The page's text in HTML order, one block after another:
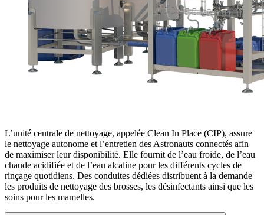
L’unité centrale de nettoyage, appelée Clean In Place (CIP), assure
le nettoyage autonome et l’entretien des Astronauts connectés afin
de maximiser leur disponibilité. Elle fournit de l’eau froide, de l’eau
chaude acidifiée et de l’eau alcaline pour les différents cycles de
rinçage quotidiens. Des conduites dédiées distribuent à la demande
les produits de nettoyage des brosses, les désinfectants ainsi que les
soins pour les mamelles.